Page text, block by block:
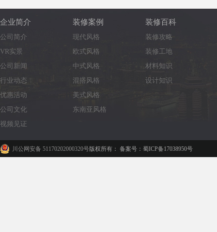
企业简介
公司简介
VR实景
公司新闻
行业动态
优惠活动
公司文化
视频见证
装修案例
现代风格
欧式风格
中式风格
混搭风格
美式风格
东南亚风格
装修百科
装修攻略
装修工地
材料知识
设计知识
川公网安备 51170202000320号版权所有： 备案号：蜀ICP备17038950号